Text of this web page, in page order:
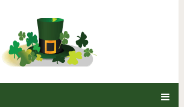
Девушку отстранили от